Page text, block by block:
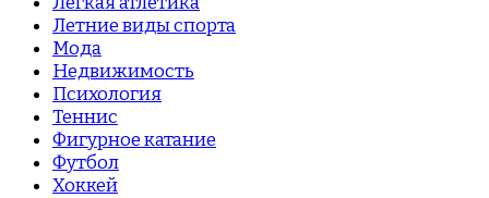
Летние виды спорта
Мода
Недвижимость
Психология
Теннис
Фигурное катание
Футбол
Хоккей